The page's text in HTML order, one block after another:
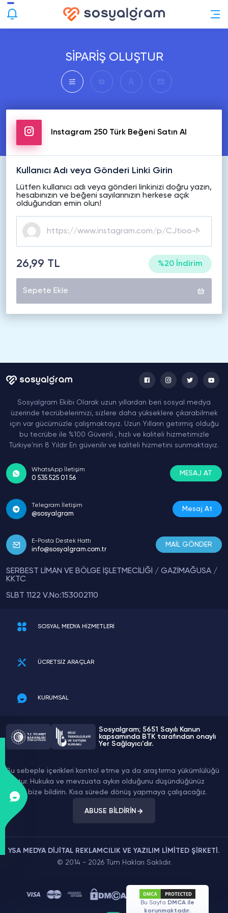
SİPARİŞ OLUŞTUR
Instagram 250 Türk Beğeni Satın Al
Kullanıcı Adı veya Gönderi Linki Girin
Lütfen kullanıcı adı veya gönderi linkinizi doğru yazın,
hesabınızın ve beğeni sayılarınızın herkese açık
olduğundan emin olun!
26,99 TL %20 İndirim
Sepete Ekle
Sosyalgram Ekibi Olarak uzun yıllardan beri sosyal medya
üzerinde tecrübelerimizi, sizlere daha yükseklere çıkarabilmek
için var gücümüzle çalışmaktayız. Uzun Yılların getirmiş olduğu
bu tecrübe ile %100 Güvenli , hızlı ve kaliteli hizmetimizle
Türkiye'nin 8 Yıldır En güvenilir ve kaliteli hizmetini sunmaktayız.
WhatsApp İletişim
0 535 525 01 56
MESAJ AT
Telegram İletişim
@sosyalgram
Mesaj At
E-Posta Destek Hattı
info@sosyalgram.com.tr
MAİL GÖNDER
SERBEST LİMAN VE BÖLGE İŞLETMECİLİĞİ / GAZİMAĞUSA /
KKTC
SLBT 1122 V.No:153002110
SOSYAL MEDYA HİZMETLERİ
ÜCRETSİZ ARAÇLAR
KURUMSAL
Sosyalgram; 5651 Sayılı Kanun
kapsamında BTK tarafından onaylı
Yer Sağlayıcı'dır.
Bu sebeple içerikleri kontrol etme ya da araştırma yükümlülüğü
yoktur. Hukuka ve mevzuata aykırı olduğunu düşündüğünüz
içeriği bize bildirin. Kısa sürede dönüş yapmaya çalışacağız.
ABUSE BİLDİRİN
YSA MEDYA DİJİTAL REKLAMCILIK VE YAZILIM LİMİTED ŞİRKETİ.
© 2014 - 2026 Tüm Hakları Saklıdır.
Bu Sayfa DMCA ile
korunmaktadır.